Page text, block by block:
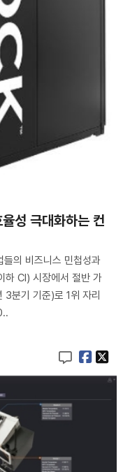
성 극대화하는 컨
의 비즈니스 민첩성과
하 CI) 시장에서 절반 가
분기 기준)로 1위 자리